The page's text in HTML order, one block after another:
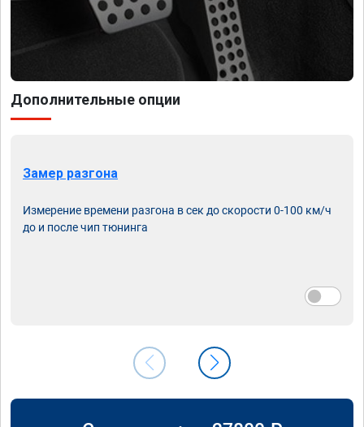
Дополнительные опции
Замер разгона
Измерение времени разгона в сек до скорости 0-100 км/ч
до и после чип тюнинга